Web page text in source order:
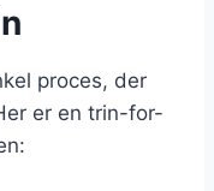
proces, der
er en trin-for-